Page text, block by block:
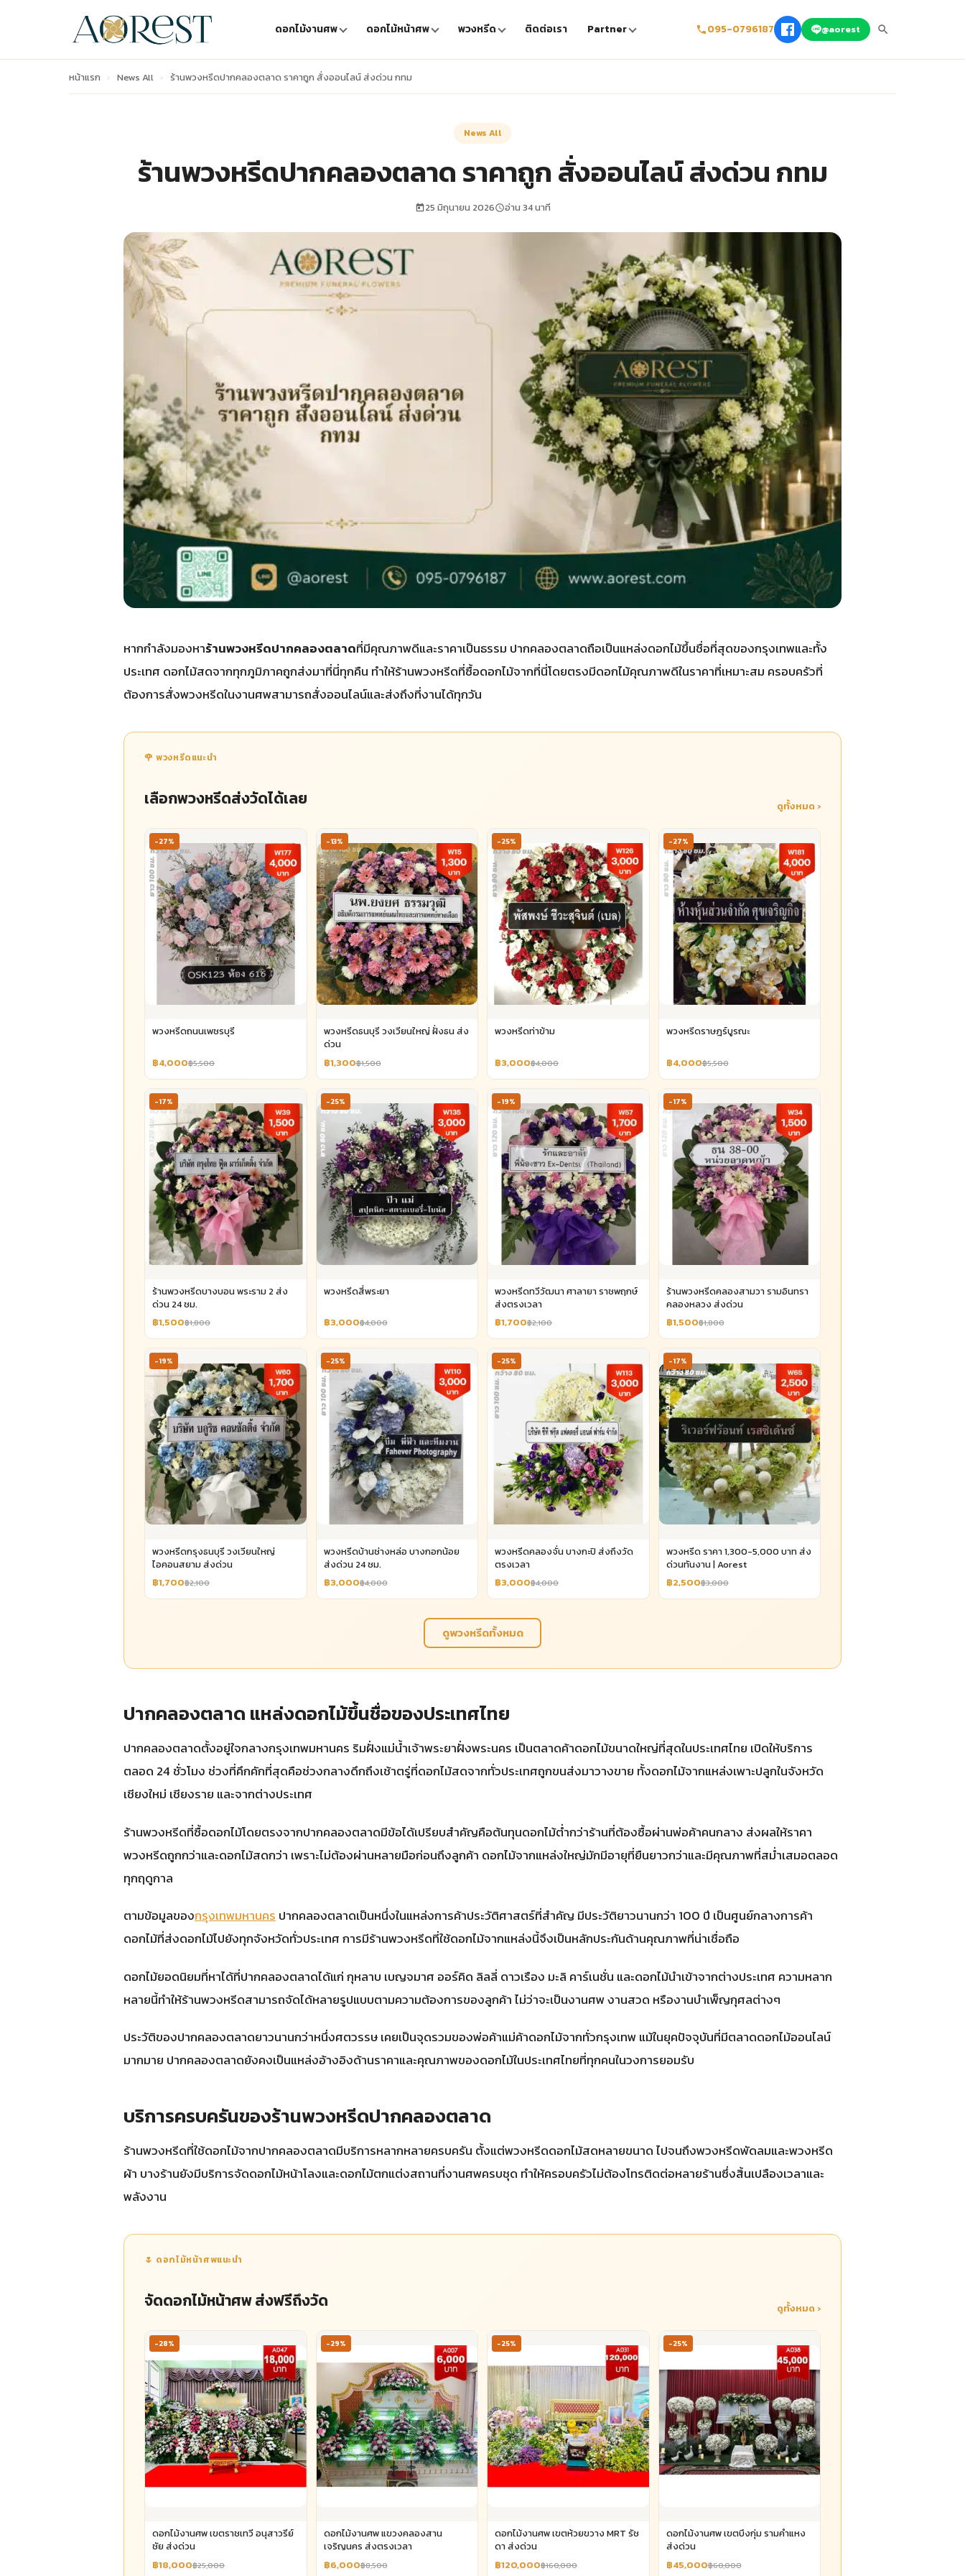
ดอกไม้งานศพ ดอกไม้หน้าศพ พวงหรีด ติดต่อเรา Partner 095-0796187 @aorest
หน้าแรก › News All › ร้านพวงหรีดปากคลองตลาด ราคาถูก สั่งออนไลน์ ส่งด่วน กทม
News All
ร้านพวงหรีดปากคลองตลาด ราคาถูก สั่งออนไลน์ ส่งด่วน กทม
25 มิถุนายน 2026 อ่าน 34 นาที
หากกำลังมองหาร้านพวงหรีดปากคลองตลาดที่มีคุณภาพดีและราคาเป็นธรรม ปากคลองตลาดถือเป็นแหล่งดอกไม้ขึ้นชื่อที่สุดของกรุงเทพและทั้ง
ประเทศ ดอกไม้สดจากทุกภูมิภาคถูกส่งมาที่นี่ทุกคืน ทำให้ร้านพวงหรีดที่ซื้อดอกไม้จากที่นี่โดยตรงมีดอกไม้คุณภาพดีในราคาที่เหมาะสม ครอบครัวที่
ต้องการสั่งพวงหรีดในงานศพสามารถสั่งออนไลน์และส่งถึงที่งานได้ทุกวัน
🌹 พวงหรีดแนะนำ
เลือกพวงหรีดส่งวัดได้เลย ดูทั้งหมด ›
-27%
พวงหรีดถนนเพชรบุรี
฿4,000฿5,500
-13%
พวงหรีดธนบุรี วงเวียนใหญ่ ฝั่งธน ส่ง
ด่วน
฿1,300฿1,500
-25%
พวงหรีดท่าข้าม
฿3,000฿4,000
-27%
พวงหรีดราษฎร์บูรณะ
฿4,000฿5,500
-17%
ร้านพวงหรีดบางบอน พระราม 2 ส่ง
ด่วน 24 ชม.
฿1,500฿1,800
-25%
พวงหรีดสี่พระยา
฿3,000฿4,000
-19%
พวงหรีดทวีวัฒนา ศาลายา ราชพฤกษ์
ส่งตรงเวลา
฿1,700฿2,100
-17%
ร้านพวงหรีดคลองสามวา รามอินทรา
คลองหลวง ส่งด่วน
฿1,500฿1,800
-19%
พวงหรีดกรุงธนบุรี วงเวียนใหญ่
ไอคอนสยาม ส่งด่วน
฿1,700฿2,100
-25%
พวงหรีดบ้านช่างหล่อ บางกอกน้อย
ส่งด่วน 24 ชม.
฿3,000฿4,000
-25%
พวงหรีดคลองจั่น บางกะปิ ส่งถึงวัด
ตรงเวลา
฿3,000฿4,000
-17%
พวงหรีด ราคา 1,300-5,000 บาท ส่ง
ด่วนทันงาน | Aorest
฿2,500฿3,000
ดูพวงหรีดทั้งหมด
ปากคลองตลาด แหล่งดอกไม้ขึ้นชื่อของประเทศไทย
ปากคลองตลาดตั้งอยู่ใจกลางกรุงเทพมหานคร ริมฝั่งแม่น้ำเจ้าพระยาฝั่งพระนคร เป็นตลาดค้าดอกไม้ขนาดใหญ่ที่สุดในประเทศไทย เปิดให้บริการ
ตลอด 24 ชั่วโมง ช่วงที่คึกคักที่สุดคือช่วงกลางดึกถึงเช้าตรู่ที่ดอกไม้สดจากทั่วประเทศถูกขนส่งมาวางขาย ทั้งดอกไม้จากแหล่งเพาะปลูกในจังหวัด
เชียงใหม่ เชียงราย และจากต่างประเทศ
ร้านพวงหรีดที่ซื้อดอกไม้โดยตรงจากปากคลองตลาดมีข้อได้เปรียบสำคัญคือต้นทุนดอกไม้ต่ำกว่าร้านที่ต้องซื้อผ่านพ่อค้าคนกลาง ส่งผลให้ราคา
พวงหรีดถูกกว่าและดอกไม้สดกว่า เพราะไม่ต้องผ่านหลายมือก่อนถึงลูกค้า ดอกไม้จากแหล่งใหญ่มักมีอายุที่ยืนยาวกว่าและมีคุณภาพที่สม่ำเสมอตลอด
ทุกฤดูกาล
ตามข้อมูลของกรุงเทพมหานคร ปากคลองตลาดเป็นหนึ่งในแหล่งการค้าประวัติศาสตร์ที่สำคัญ มีประวัติยาวนานกว่า 100 ปี เป็นศูนย์กลางการค้า
ดอกไม้ที่ส่งดอกไม้ไปยังทุกจังหวัดทั่วประเทศ การมีร้านพวงหรีดที่ใช้ดอกไม้จากแหล่งนี้จึงเป็นหลักประกันด้านคุณภาพที่น่าเชื่อถือ
ดอกไม้ยอดนิยมที่หาได้ที่ปากคลองตลาดได้แก่ กุหลาบ เบญจมาศ ออร์คิด ลิลลี่ ดาวเรือง มะลิ คาร์เนชั่น และดอกไม้นำเข้าจากต่างประเทศ ความหลาก
หลายนี้ทำให้ร้านพวงหรีดสามารถจัดได้หลายรูปแบบตามความต้องการของลูกค้า ไม่ว่าจะเป็นงานศพ งานสวด หรืองานบำเพ็ญกุศลต่างๆ
ประวัติของปากคลองตลาดยาวนานกว่าหนึ่งศตวรรษ เคยเป็นจุดรวมของพ่อค้าแม่ค้าดอกไม้จากทั่วกรุงเทพ แม้ในยุคปัจจุบันที่มีตลาดดอกไม้ออนไลน์
มากมาย ปากคลองตลาดยังคงเป็นแหล่งอ้างอิงด้านราคาและคุณภาพของดอกไม้ในประเทศไทยที่ทุกคนในวงการยอมรับ
บริการครบครันของร้านพวงหรีดปากคลองตลาด
ร้านพวงหรีดที่ใช้ดอกไม้จากปากคลองตลาดมีบริการหลากหลายครบครัน ตั้งแต่พวงหรีดดอกไม้สดหลายขนาด ไปจนถึงพวงหรีดพัดลมและพวงหรีด
ผ้า บางร้านยังมีบริการจัดดอกไม้หน้าโลงและดอกไม้ตกแต่งสถานที่งานศพครบชุด ทำให้ครอบครัวไม่ต้องโทรติดต่อหลายร้านซึ่งสิ้นเปลืองเวลาและ
พลังงาน
🌷 ดอกไม้หน้าศพแนะนำ
จัดดอกไม้หน้าศพ ส่งฟรีถึงวัด ดูทั้งหมด ›
-28%
ดอกไม้งานศพ เขตราชเทวี อนุสาวรีย์
ชัย ส่งด่วน
฿18,000฿25,000
-29%
ดอกไม้งานศพ แขวงคลองสาน
เจริญนคร ส่งตรงเวลา
฿6,000฿8,500
-25%
ดอกไม้งานศพ เขตห้วยขวาง MRT รัช
ดา ส่งด่วน
฿120,000฿160,000
-25%
ดอกไม้งานศพ เขตบึงกุ่ม รามคำแหง
ส่งด่วน
฿45,000฿60,000